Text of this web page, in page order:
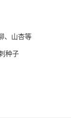
、山杏等
种子